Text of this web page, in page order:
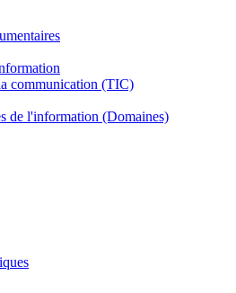
communication (TIC)
de l'information (Domaines)